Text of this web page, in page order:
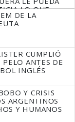
LO QUE
DE LA
CUMPLIÓ
ANTES DE
INGLÉS
Y CRISIS
ARGENTINOS
Y HUMANOS